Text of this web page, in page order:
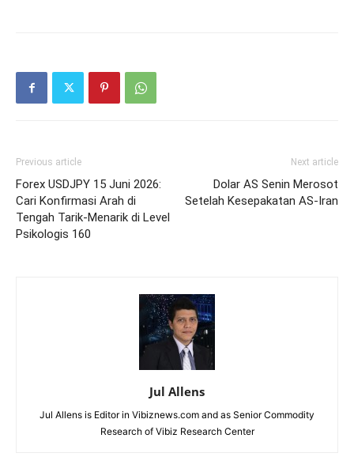
Previous article
Forex USDJPY 15 Juni 2026:
Cari Konfirmasi Arah di
Tengah Tarik-Menarik di Level
Psikologis 160
Next article
Dolar AS Senin Merosot
Setelah Kesepakatan AS-Iran
Jul Allens
Jul Allens is Editor in Vibiznews.com and as Senior Commodity
Research of Vibiz Research Center